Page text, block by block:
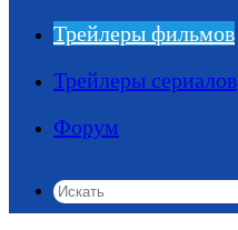
Трейлеры фильмов
Трейлеры сериалов
Форум